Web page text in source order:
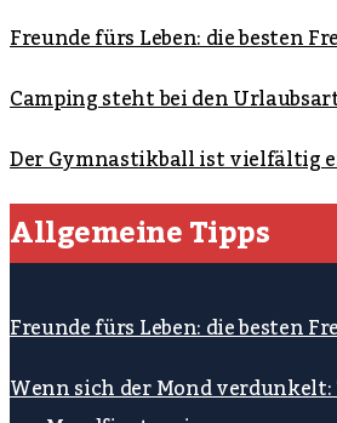
Freunde fürs Leben: die besten
Camping steht bei den
Der Gymnastikball ist vielfältig
Allgemeine Tipps
Freunde fürs Leben: die besten
Wenn sich der Mond